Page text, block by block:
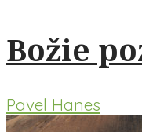
Božie
Pavel Hanes